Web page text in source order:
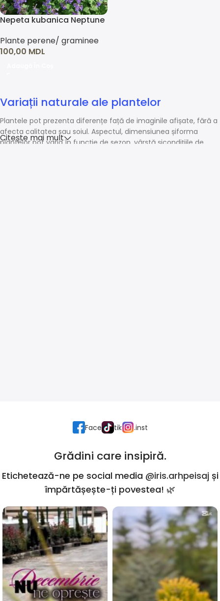
Nepeta kubanica Neptune
Plante perene/ graminee
100,00 MDL
Variații naturale ale plantelor
Plantele pot prezenta diferențe față de imaginile afișate, fără a
afecta calitatea sau soiul. Aspectul, dimensiunea șiforma
plantelor pot varia în funcție de sezon, vârstă șicondițiile de
Citește mai mult
Face tik .inst
Grădini care insipiră.
Etichetează-ne pe social media @iris.arhpeisaj și
împărtășește-ți povestea! 🌿